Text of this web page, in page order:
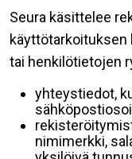
Seura käsittelee
käyttötarkoituksen
tai henkilötietojen
yhteystiedot,
nimimerkki,